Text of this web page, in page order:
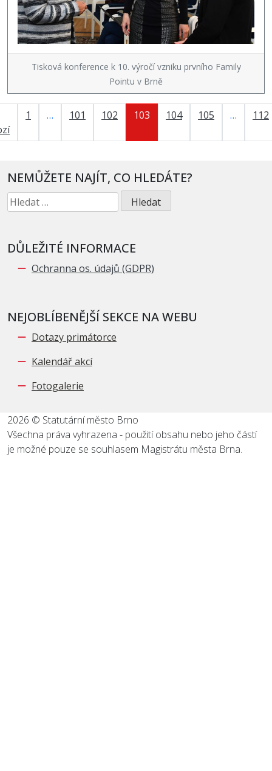
Tisková konference k 10. výročí vzniku prvního Family
Pointu v Brně
1 … 101 102 103 104 105 … 112
NEMŮŽETE NAJÍT, CO HLEDÁTE?
Vyhledávání
DŮLEŽITÉ INFORMACE
Ochranna os. údajů (GDPR)
NEJOBLÍBENĚJŠÍ SEKCE NA WEBU
Dotazy primátorce
Kalendář akcí
Fotogalerie
2026 © Statutární město Brno
Všechna práva vyhrazena - použití obsahu nebo jeho částí
je možné pouze se souhlasem Magistrátu města Brna.